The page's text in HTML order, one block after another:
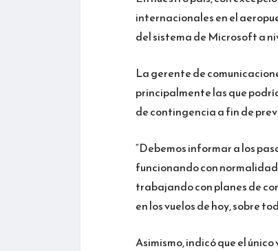
internacionales en el
del sistema de Microsoft a
La gerente de
principalmente las que
de contingencia a fin de
“Debemos informar a los
funcionando con
trabajando con planes de
en los vuelos de hoy, sobre
Asimismo, indicó que el